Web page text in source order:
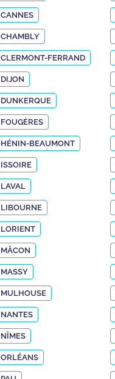
CANNES
CHAMBLY
CLERMONT-FERRAND
DIJON
DUNKERQUE
FOUGÈRES
HÉNIN-BEAUMONT
ISSOIRE
LAVAL
LIBOURNE
LORIENT
MÂCON
MASSY
MULHOUSE
NANTES
NÎMES
ORLÉANS